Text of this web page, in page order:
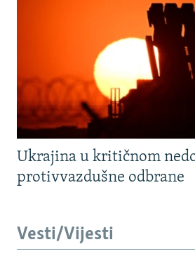
Ukrajina u kritičnom
protivvazdušne odbrane
Vesti/Vijesti